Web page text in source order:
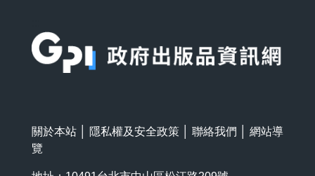
關於本站 隱私權及安全政策 聯絡我們
網站導
覽